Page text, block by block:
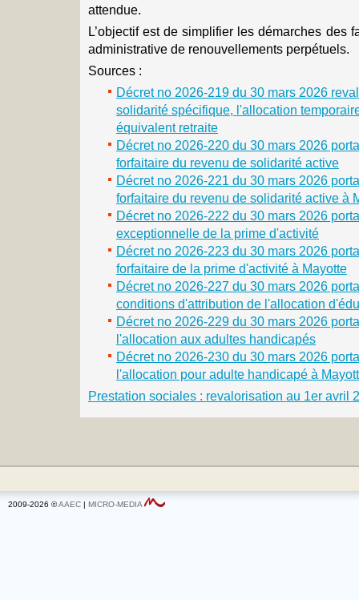
attendue.
L’objectif est de simplifier les démarches des
administrative de renouvellements perpétuels.
Sources :
Décret no 2026-219 du 30 mars 2026
solidarité spécifique, l'allocation
équivalent retraite
Décret no 2026-220 du 30 mars 2026
forfaitaire du revenu de solidarité active
Décret no 2026-221 du 30 mars 2026
forfaitaire du revenu de solidarité active à
Décret no 2026-222 du 30 mars 2026
exceptionnelle de la prime d'activité
Décret no 2026-223 du 30 mars 2026
forfaitaire de la prime d'activité à Mayotte
Décret no 2026-227 du 30 mars 2026
conditions d'attribution de l'allocation
Décret no 2026-229 du 30 mars 2026
l'allocation aux adultes handicapés
Décret no 2026-230 du 30 mars 2026
l'allocation pour adulte handicapé à
Prestation sociales : revalorisation au 1er avril
2009-2026 ©AAEC | MICRO-MEDIA